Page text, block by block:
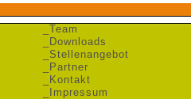
_Team
_Downloads
_Stellenangebot
_Partner
_Kontakt
_Impressum